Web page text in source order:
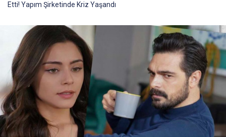
Etti! Yapım Şirketinde Kriz Yaşandı